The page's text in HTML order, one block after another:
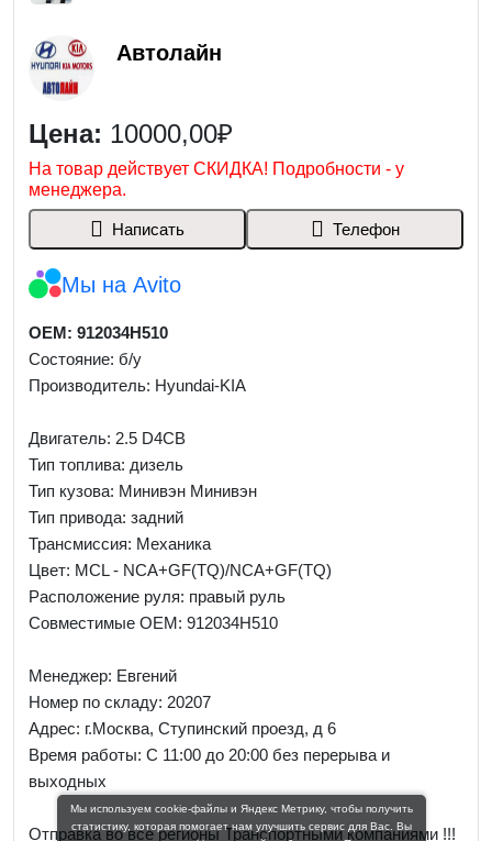
Автолайн
Цена: 10000,00₽
На товар действует СКИДКА! Подробности - у
менеджера.
Написать Телефон
Мы на Avito
OEM: 912034H510
Состояние: б/у
Производитель: Hyundai-KIA
Двигатель: 2.5 D4CB
Тип топлива: дизель
Тип кузова: Минивэн Минивэн
Тип привода: задний
Трансмиссия: Механика
Цвет: MCL - NCA+GF(TQ)/NCA+GF(TQ)
Расположение руля: правый руль
Совместимые OEM: 912034H510
Менеджер: Евгений
Номер по складу: 20207
Адрес: г.Москва, Ступинский проезд, д 6
Время работы: С 11:00 до 20:00 без перерыва и
выходных
Отправка во все регионы Транспортными компаниями !!!
Мы используем cookie-файлы и Яндекс Метрику, чтобы получить
статистику, которая помогает нам улучшить сервис для Вас. Вы